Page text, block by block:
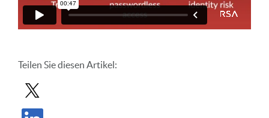
Teilen Sie diesen Artikel:
Beitrag in X teilen